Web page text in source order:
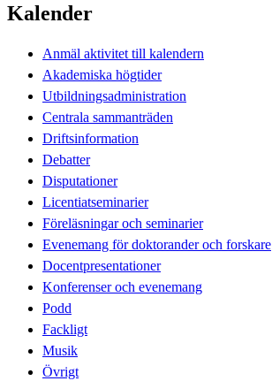
Kalender
Anmäl aktivitet till kalendern
Akademiska högtider
Utbildningsadministration
Centrala sammanträden
Driftsinformation
Debatter
Disputationer
Licentiatseminarier
Föreläsningar och seminarier
Evenemang för doktorander och forskare
Docentpresentationer
Konferenser och evenemang
Podd
Fackligt
Musik
Övrigt